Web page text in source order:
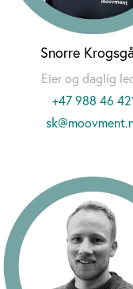
Snorre
Eier og daglig
+47 988 46